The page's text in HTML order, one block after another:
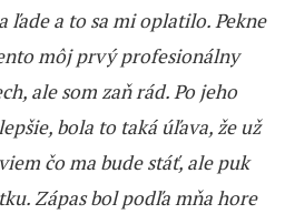
ľade a to sa mi oplatilo. Pekne
môj prvý profesionálny
ale som zaň rád. Po jeho
bola to taká úľava, že už
čo ma bude stáť, ale puk
Zápas bol podľa mňa hore